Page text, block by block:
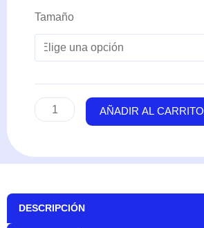
Tamaño
Valenciennea
cantidad
AÑADIR AL CARRITO
DESCRIPCIÓN